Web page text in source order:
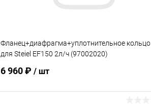
Фланец+диафрагма+уплотнительное кольцо
для Steiel EF150 2л/ч (97002020)
6 960 ₽ / шт